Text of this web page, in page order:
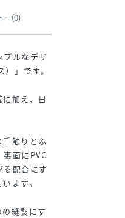
ー(0)
ルなデザ
」です。
加え、日
触りとふ
面にPVC
配合にす
ます。
縫製にす